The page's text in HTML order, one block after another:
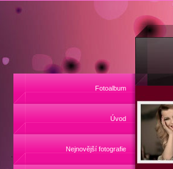
Fotoalbum
Úvod
Nejnovější fotografie